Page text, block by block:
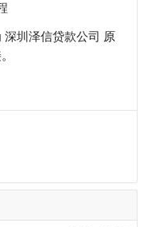
深圳泽信贷款公司 原
。